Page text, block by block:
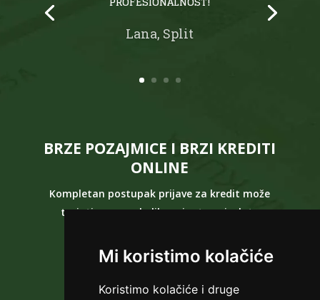
Mi koristimo kolačiće
Koristimo kolačiće i druge
Lana, Split
BRZE POZAJMICE I BRZI KREDITI
ONLINE
Kompletan postupak prijave za kredit može
trajati samo nekoliko minuta, a isplata
ZATRAŽI KREDIT